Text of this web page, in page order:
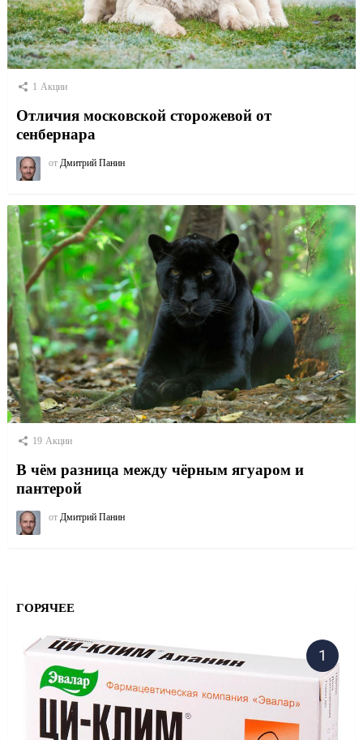
1 Акции
Отличия московской сторожевой от
сенбернара
от Дмитрий Панин
19 Акции
В чём разница между чёрным ягуаром и
пантерой
от Дмитрий Панин
ГОРЯЧЕЕ